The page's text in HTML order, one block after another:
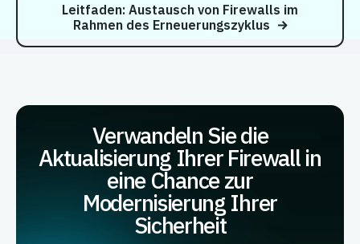
Leitfaden: Austausch von Firewalls im
Rahmen des Erneuerungszyklus
Verwandeln Sie die
Aktualisierung Ihrer Firewall in
eine Chance zur
Modernisierung Ihrer
Sicherheit